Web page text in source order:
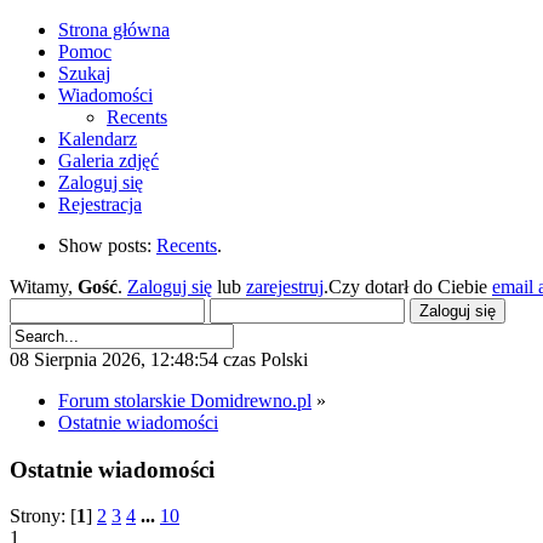
Strona główna
Pomoc
Szukaj
Wiadomości
Recents
Kalendarz
Galeria zdjęć
Zaloguj się
Rejestracja
Show posts: Recents.
Witamy, Gość. Zaloguj się lub zarejestruj.Czy dotarł do Ciebie email
08 Sierpnia 2026, 12:48:54 czas Polski
Forum stolarskie Domidrewno.pl »
Ostatnie wiadomości
Ostatnie wiadomości
Strony: [1] 2 3 4 ... 10
1